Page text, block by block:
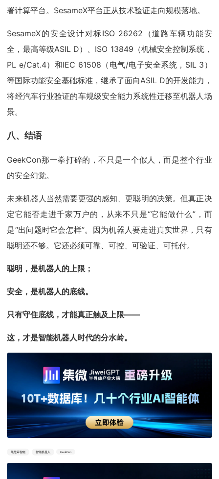
署计算平台。SesameX平台正从技术验证走向规模落地。
SesameX的安全设计对标ISO 26262（道路车辆功能安
全，最高等级ASIL D）、ISO 13849（机械安全控制系统，
PL e/Cat.4）和IEC 61508（电气/电子安全系统，SIL 3）
等国际功能安全基础标准，继承了面向ASIL D的开发能力，
将经汽车行业验证的车规级安全能力系统性迁移至机器人场
景。
八、结语
GeekCon那一拳打碎的，不只是一个假人，而是整个行业
的安全幻觉。
未来机器人当然需要更强的感知、更聪明的决策。但真正决
定它能否走进千家万户的，从来不只是“它能做什么”，而
是“出问题时它会怎样”。因为机器人要走进真实世界，只有
聪明还不够。它还必须可靠、可控、可验证、可托付。
聪明，是机器人的上限；
安全，是机器人的底线。
只有守住底线，才能真正触及上限——
这，才是智能机器人时代的分水岭。
黑芝麻智能 智能机器人 GeekCon